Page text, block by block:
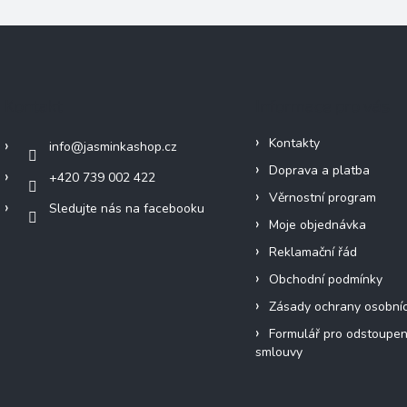
info@jasminkashop.cz
+420 739 002 422
Sledujte nás na facebooku
Kontakty
Doprava a platba
Věrnostní program
Moje objednávka
Reklamační řád
Obchodní podmínky
Zásady ochrany
Formulář pro
smlouvy